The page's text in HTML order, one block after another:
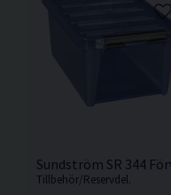
Sundström SR 344
Tillbehör/Reservdel.